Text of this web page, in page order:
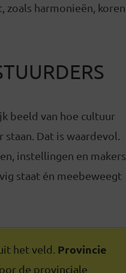
harmonieën, koren
beeld van hoe cultuur
Dat is waardevol.
instellingen en makers
staat én meebeweegt
het veld. Provincie
de provinciale